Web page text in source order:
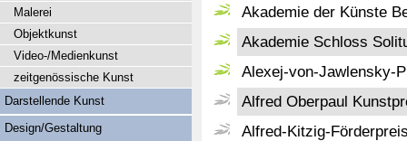
Akademie der Künste
Akademie Schloss
Alexej-von-Jawlensky-
Alfred Oberpaul
Alfred-Kitzig-
Malerei
Objektkunst
Video-/Medienkunst
zeitgenössische Kunst
Darstellende Kunst
Design/Gestaltung